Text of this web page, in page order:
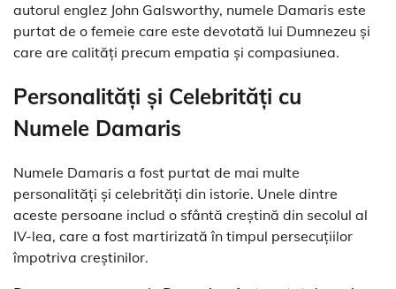
autorul englez John Galsworthy, numele Damaris este
purtat de o femeie care este devotată lui Dumnezeu și
care are calități precum empatia și compasiunea.
Personalități și Celebrități cu
Numele Damaris
Numele Damaris a fost purtat de mai multe
personalități și celebrități din istorie. Unele dintre
aceste persoane includ o sfântă creștină din secolul al
IV-lea, care a fost martirizată în timpul persecuțiilor
împotriva creștinilor.